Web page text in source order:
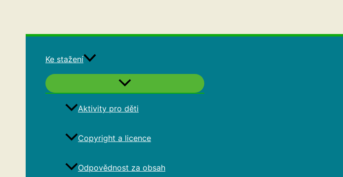
Ke stažení
Aktivity pro děti
Copyright a licence
Odpovědnost za obsah